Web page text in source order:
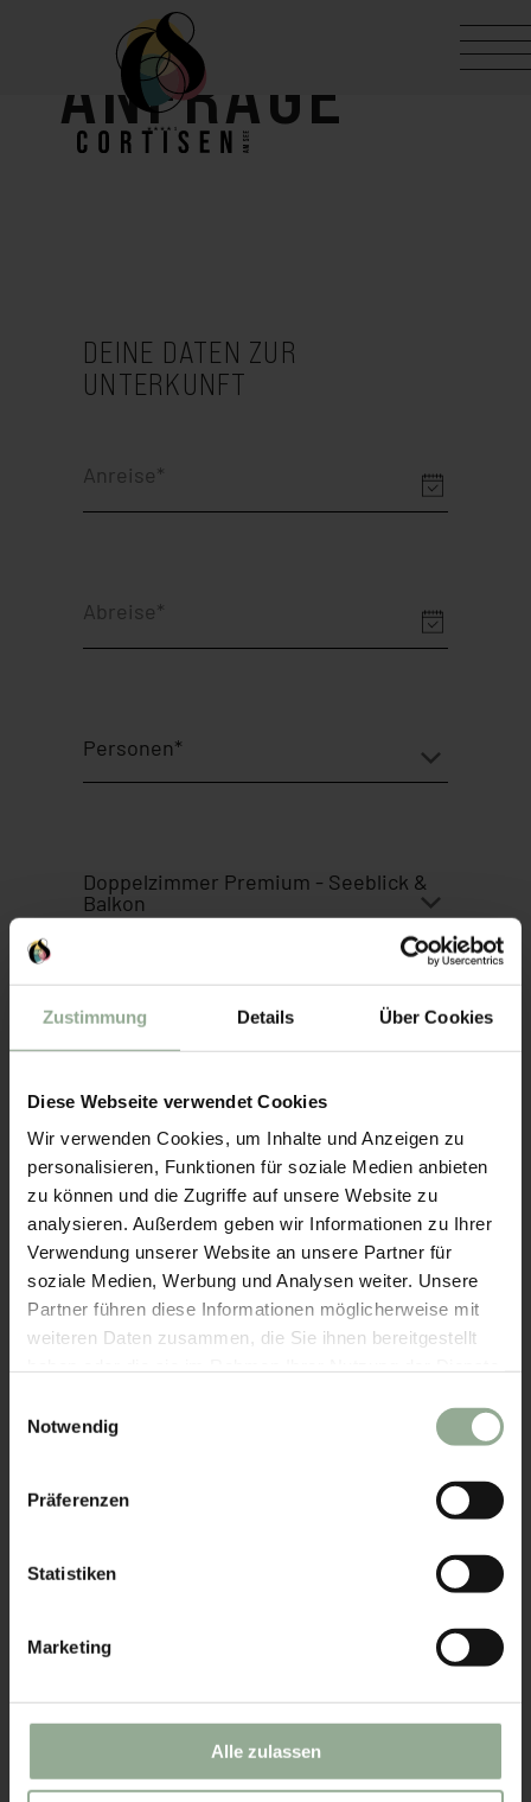
Zustimmung Details Über Cookies
Diese Webseite verwendet Cookies
Wir verwenden Cookies, um Inhalte und Anzeigen zu
personalisieren, Funktionen für soziale Medien anbieten
zu können und die Zugriffe auf unsere Website zu
analysieren. Außerdem geben wir Informationen zu Ihrer
Verwendung unserer Website an unsere Partner für
soziale Medien, Werbung und Analysen weiter. Unsere
Partner führen diese Informationen möglicherweise mit
weiteren Daten zusammen, die Sie ihnen bereitgestellt
Notwendig
Präferenzen
Statistiken
Marketing
Alle zulassen
ANFRAGE
DEINE DATEN ZUR
UNTERKUNFT
DEINE PERSÖNLICHE DATEN